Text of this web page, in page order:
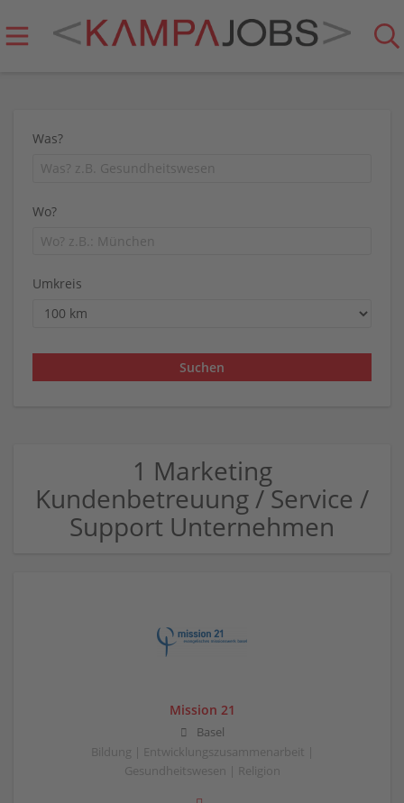
Was?
Wo?
Umkreis
1 Marketing
Kundenbetreuung / Service /
Support Unternehmen
Mission 21
Basel
Bildung | Entwicklungszusammenarbeit |
Gesundheitswesen | Religion